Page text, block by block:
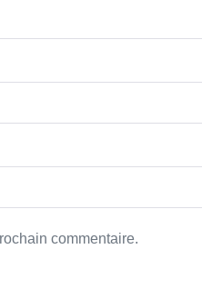
commentaire.